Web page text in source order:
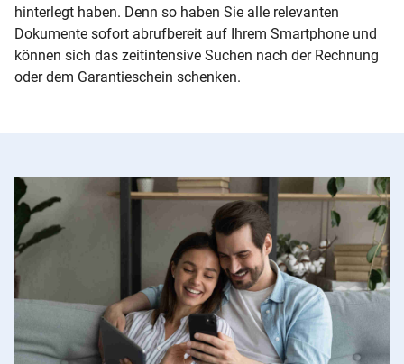
hinterlegt haben. Denn so haben Sie alle relevanten
Dokumente sofort abrufbereit auf Ihrem Smartphone und
können sich das zeitintensive Suchen nach der Rechnung
oder dem Garantieschein schenken.